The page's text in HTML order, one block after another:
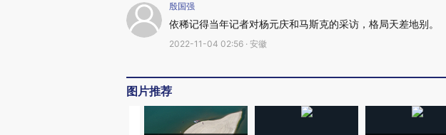
殷国强
依稀记得当年记者对杨元庆和马斯克的采访，格局天差地别。
2022-11-04 02:56 · 安徽
图片推荐